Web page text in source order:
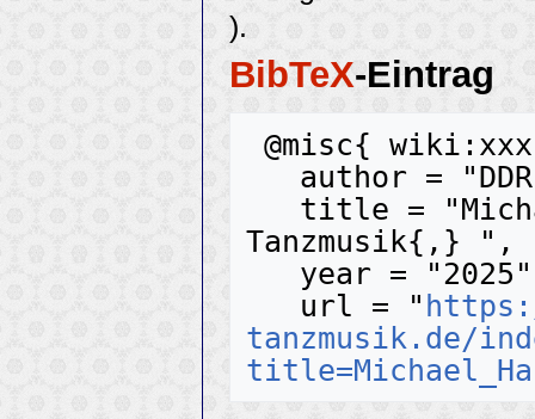
).
BibTeX-Eintrag
Tanzmusik{,} ",
   url = "
tanzmusik.de/